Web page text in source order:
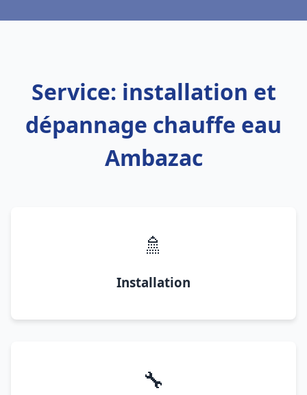
Service: installation et
dépannage chauffe eau
Ambazac
🚿
Installation
🔧